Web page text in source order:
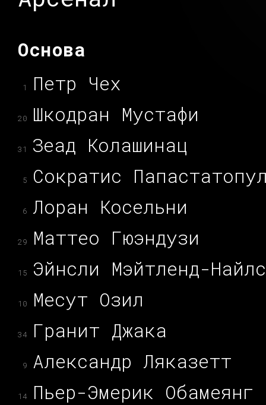
Основа
1 Петр Чех
20 Шкодран Мустафи
31 Зеад Колашинац
5 Сократис
6 Лоран Косельни
29 Маттео Гюэндузи
15 Эйнсли Мэйтленд-Найлс
10 Месут Озил
34 Гранит Джака
9 Александр Ляказетт
14
Пьер-Эмерик Обамеянг